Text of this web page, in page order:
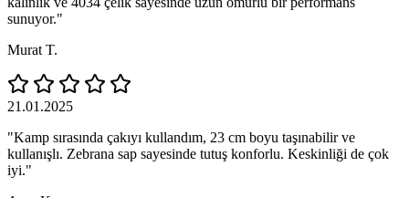
sunuyor."
Murat T.
21.01.2025
"Kamp sırasında çakıyı kullandım, 23 cm boyu taşınabilir ve
kullanışlı. Zebrana sap sayesinde tutuş konforlu. Keskinliği de çok
iyi."